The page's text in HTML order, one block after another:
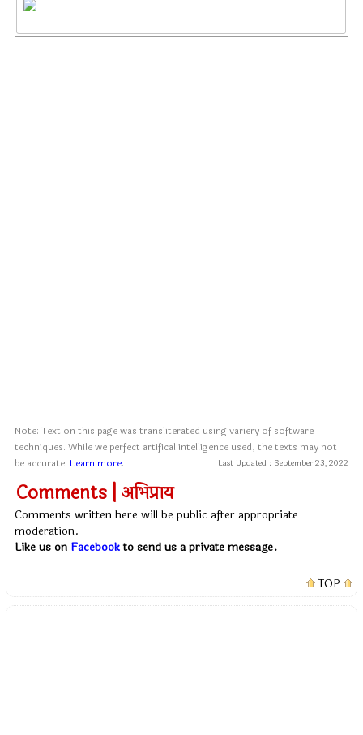
Note: Text on this page was transliterated using variery of software
techniques. While we perfect artifical intelligence used, the texts may not
be accurate. Learn more. Last Updated : September 23, 2022
Comments | अभिप्राय
Comments written here will be public after appropriate
moderation.
Like us on Facebookto send us a private message.
TOP